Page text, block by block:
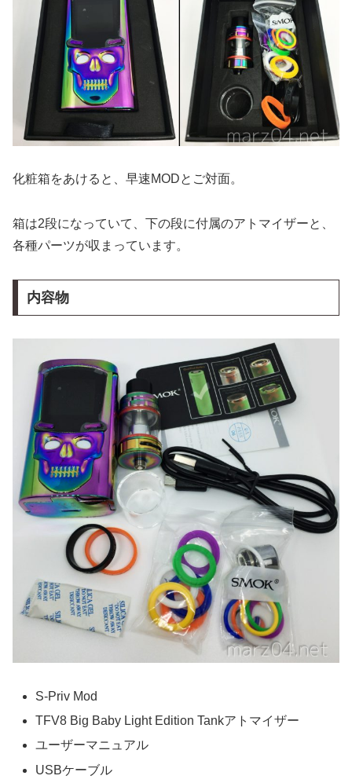
化粧箱をあけると、早速MODとご対面。
箱は2段になっていて、下の段に付属のアトマイザーと、
各種パーツが収まっています。
内容物
S-Priv Mod
TFV8 Big Baby Light Edition Tankアトマイザー
ユーザーマニュアル
USBケーブル